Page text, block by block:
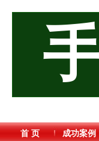
首 页 成功案例